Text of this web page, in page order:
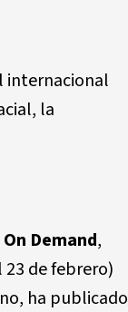
internacional
la
Demand,
23 de febrero)
ha publicado